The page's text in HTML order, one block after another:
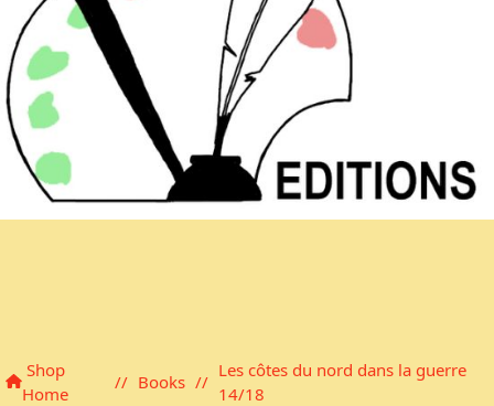
Shop
Home
// Books //
Les côtes du nord dans la guerre
14/18